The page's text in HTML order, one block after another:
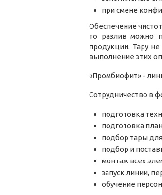
при смене
Обеспечение
то разлив можно
продукции. Тару
выполнение этих
«Промбиофит» -
Сотрудничество в
подготовка
подготовка
подбор тары
подбор и
монтаж всех
запуск линии,
обучение